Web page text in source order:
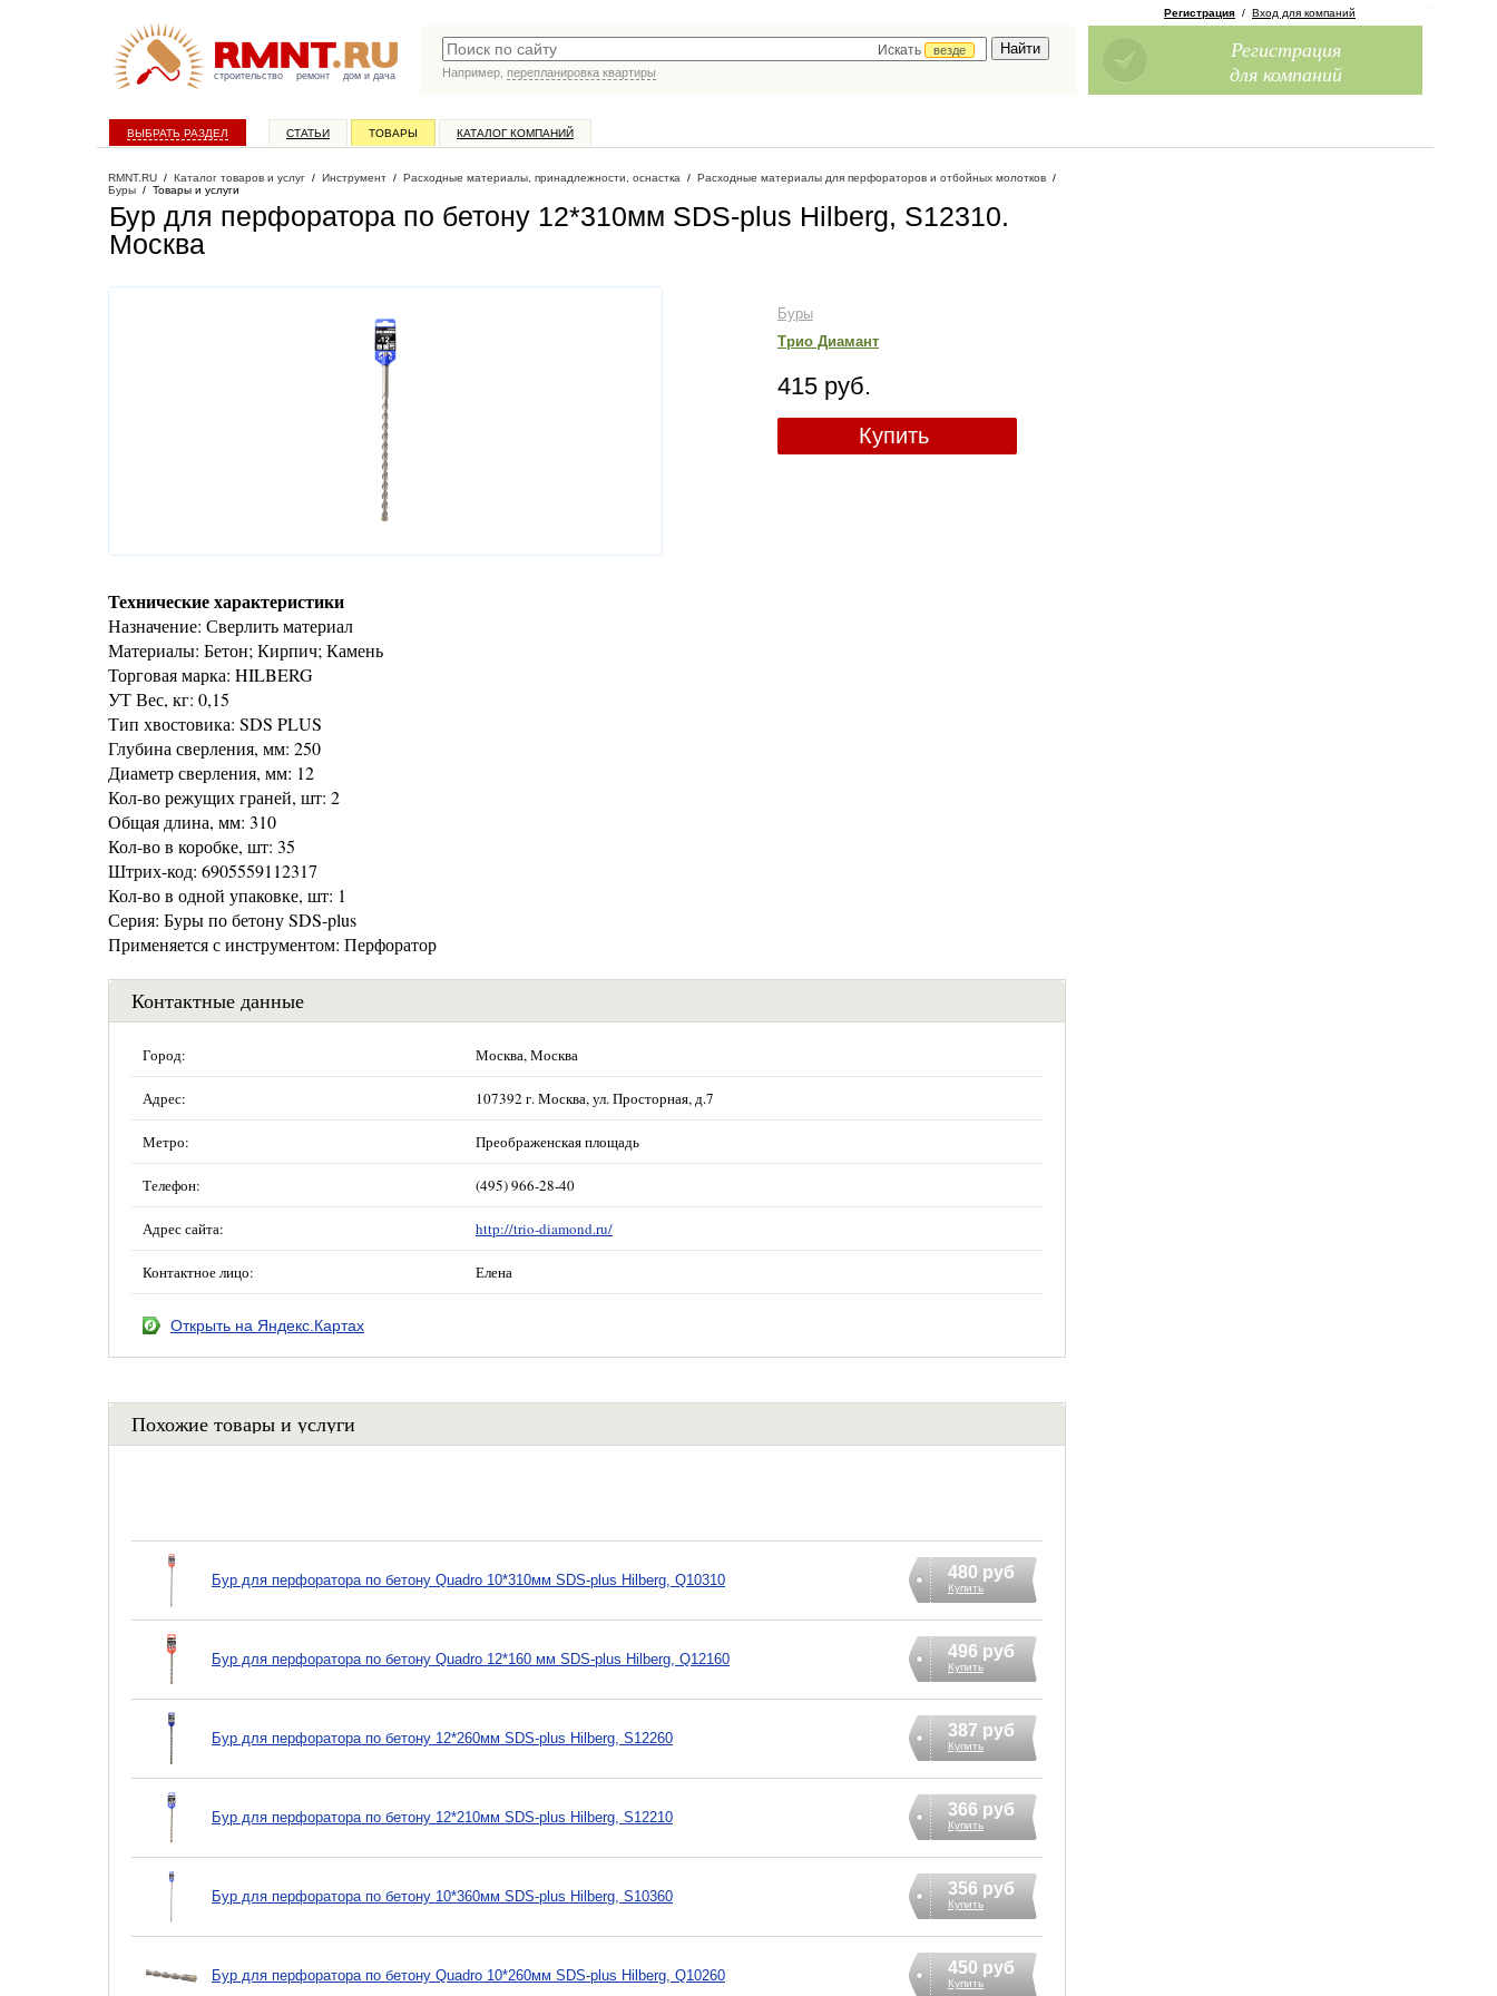
строительство ремонт дом и дача
Искать
везде
Например, перепланировка квартиры
Регистрация / Вход для компаний
Регистрация
для компаний
ВЫБРАТЬ РАЗДЕЛ СТАТЬИ ТОВАРЫ КАТАЛОГ КОМПАНИЙ
RMNT.RU / Каталог товаров и услуг / Инструмент / Расходные материалы, принадлежности, оснастка / Расходные материалы для перфораторов и отбойных молотков /
Буры / Товары и услуги
Бур для перфоратора по бетону 12*310мм SDS-plus Hilberg, S12310.
Москва
Буры
Трио Диамант
415 руб.
Купить
Технические характеристики
Назначение: Сверлить материал
Материалы: Бетон; Кирпич; Камень
Торговая марка: HILBERG
УТ Вес, кг: 0,15
Тип хвостовика: SDS PLUS
Глубина сверления, мм: 250
Диаметр сверления, мм: 12
Кол-во режущих граней, шт: 2
Общая длина, мм: 310
Кол-во в коробке, шт: 35
Штрих-код: 6905559112317
Кол-во в одной упаковке, шт: 1
Серия: Буры по бетону SDS-plus
Применяется с инструментом: Перфоратор
Контактные данные
Город: Москва, Москва
Адрес: 107392 г. Москва, ул. Просторная, д.7
Метро: Преображенская площадь
Телефон: (495) 966-28-40
Адрес сайта: http://trio-diamond.ru/
Контактное лицо: Елена
Открыть на Яндекс.Картах
Похожие товары и услуги
Бур для перфоратора по бетону Quadro 10*310мм SDS-plus Hilberg, Q10310 480 руб
Купить
Бур для перфоратора по бетону Quadro 12*160 мм SDS-plus Hilberg, Q12160 496 руб
Купить
Бур для перфоратора по бетону 12*260мм SDS-plus Hilberg, S12260 387 руб
Купить
Бур для перфоратора по бетону 12*210мм SDS-plus Hilberg, S12210 366 руб
Купить
Бур для перфоратора по бетону 10*360мм SDS-plus Hilberg, S10360 356 руб
Купить
Бур для перфоратора по бетону Quadro 10*260мм SDS-plus Hilberg, Q10260 450 руб
Купить